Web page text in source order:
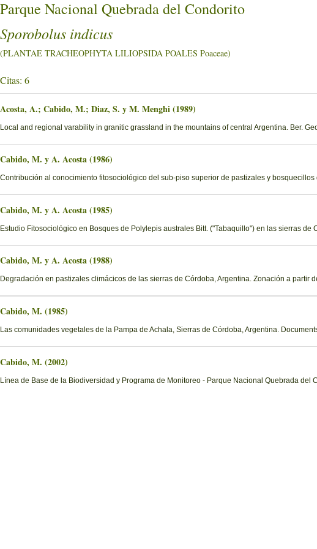
Parque Nacional Quebrada del Condorito
Sporobolus indicus
(PLANTAE TRACHEOPHYTA LILIOPSIDA POALES Poaceae)
Citas: 6
Acosta, A.; Cabido, M.; Diaz, S. y M. Menghi (1989)
Local and regional varability in granitic grassland in the mountains of central Argentina. Ber.
Cabido, M. y A. Acosta (1986)
Contribución al conocimiento fitosociológico del sub-piso superior de pastizales y
Cabido, M. y A. Acosta (1985)
Estudio Fitosociológico en Bosques de Polylepis australes Bitt. ("Tabaquillo") en las sierras
Cabido, M. y A. Acosta (1988)
Degradación en pastizales climácicos de las sierras de Córdoba, Argentina. Zonación a
Cabido, M. (1985)
Las comunidades vegetales de la Pampa de Achala, Sierras de Córdoba, Argentina.
Cabido, M. (2002)
Línea de Base de la Biodiversidad y Programa de Monitoreo - Parque Nacional Quebrada